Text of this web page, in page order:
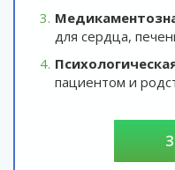
для сердца,
пациентом и